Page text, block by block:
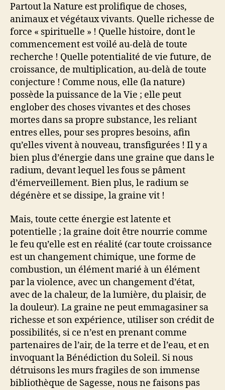
Partout la Nature est prolifique de choses,
animaux et végétaux vivants. Quelle richesse de
force « spirituelle » ! Quelle histoire, dont le
commencement est voilé au-delà de toute
recherche ! Quelle potentialité de vie future, de
croissance, de multiplication, au-delà de toute
conjecture ! Comme nous, elle (la nature)
possède la puissance de la Vie ; elle peut
englober des choses vivantes et des choses
mortes dans sa propre substance, les reliant
entres elles, pour ses propres besoins, afin
qu’elles vivent à nouveau, transfigurées ! Il y a
bien plus d’énergie dans une graine que dans le
radium, devant lequel les fous se pâment
d’émerveillement. Bien plus, le radium se
dégénère et se dissipe, la graine vit !
Mais, toute cette énergie est latente et
potentielle ; la graine doit être nourrie comme
le feu qu’elle est en réalité (car toute croissance
est un changement chimique, une forme de
combustion, un élément marié à un élément
par la violence, avec un changement d’état,
avec de la chaleur, de la lumière, du plaisir, de
la douleur). La graine ne peut emmagasiner sa
richesse et son expérience, utiliser son crédit de
possibilités, si ce n’est en prenant comme
partenaires de l’air, de la terre et de l’eau, et en
invoquant la Bénédiction du Soleil. Si nous
détruisons les murs fragiles de son immense
bibliothèque de Sagesse, nous ne faisons pas